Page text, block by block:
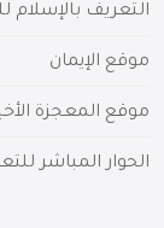
التعريف بالإسلام
موقع الإيمان
موقع المعجزة
الحوار المباشر